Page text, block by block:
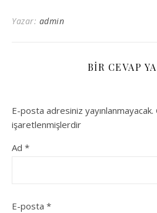
Yazar: admin
BIR CEVAP
E-posta adresiniz yayınlanmayacak.
işaretlenmişlerdir
Ad *
E-posta *